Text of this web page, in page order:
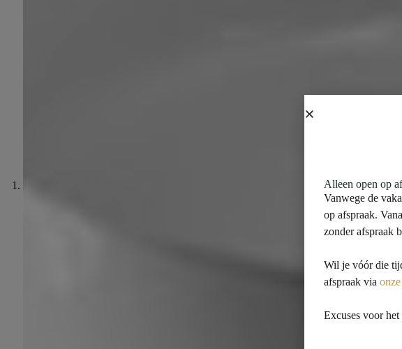
Alleen open op
Vanwege de
op afspraak.
zonder afspraak
Wil je vóór die
afspraak via
Excuses voor het